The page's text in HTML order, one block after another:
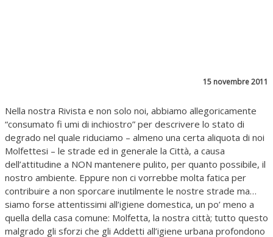
15 novembre 2011
Nella nostra Rivista e non solo noi, abbiamo allegoricamente
“consumato fi umi di inchiostro” per descrivere lo stato di
degrado nel quale riduciamo – almeno una certa aliquota di noi
Molfettesi – le strade ed in generale la Città, a causa
dell’attitudine a NON mantenere pulito, per quanto possibile, il
nostro ambiente. Eppure non ci vorrebbe molta fatica per
contribuire a non sporcare inutilmente le nostre strade ma…
siamo forse attentissimi all’igiene domestica, un po’ meno a
quella della casa comune: Molfetta, la nostra città; tutto questo
malgrado gli sforzi che gli Addetti all’igiene urbana profondono